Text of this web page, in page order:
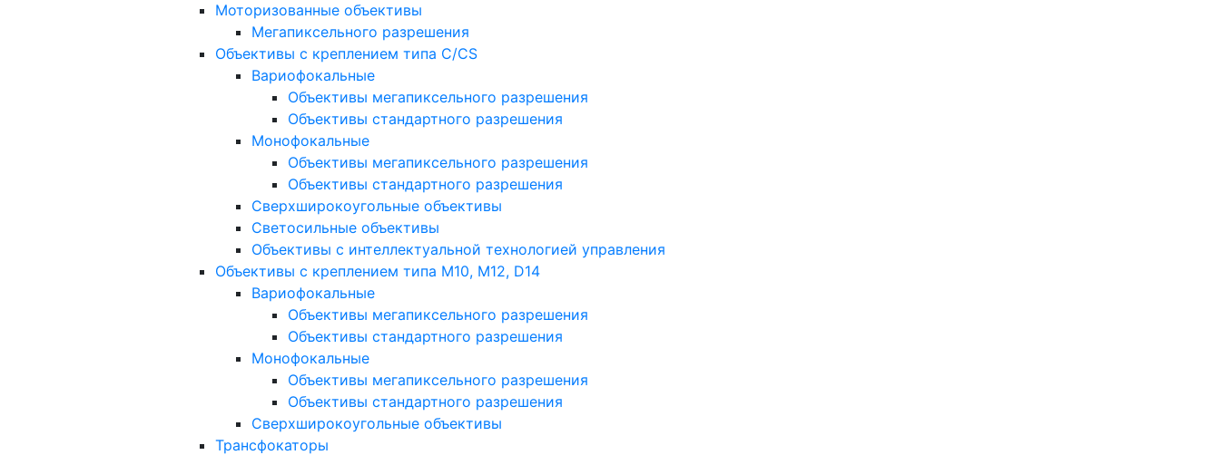
Моторизованные объективы
Мегапиксельного разрешения
Объективы с креплением типа C/CS
Вариофокальные
Объективы мегапиксельного разрешения
Объективы стандартного разрешения
Монофокальные
Объективы мегапиксельного разрешения
Объективы стандартного разрешения
Сверхширокоугольные объективы
Светосильные объективы
Объективы с интеллектуальной технологией управления
Объективы с креплением типа M10, M12, D14
Вариофокальные
Объективы мегапиксельного разрешения
Объективы стандартного разрешения
Монофокальные
Объективы мегапиксельного разрешения
Объективы стандартного разрешения
Сверхширокоугольные объективы
Трансфокаторы